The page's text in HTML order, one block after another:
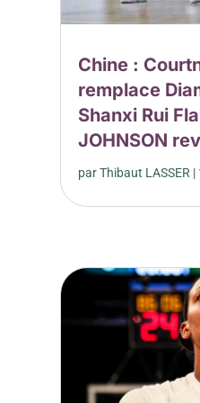
Chine :
remplace
Shanxi Rui
JOHNSON
parThibaut LASSER |